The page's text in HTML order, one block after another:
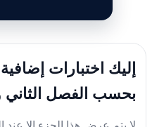
إليك اختبارات
بحسب الفصل الثاني